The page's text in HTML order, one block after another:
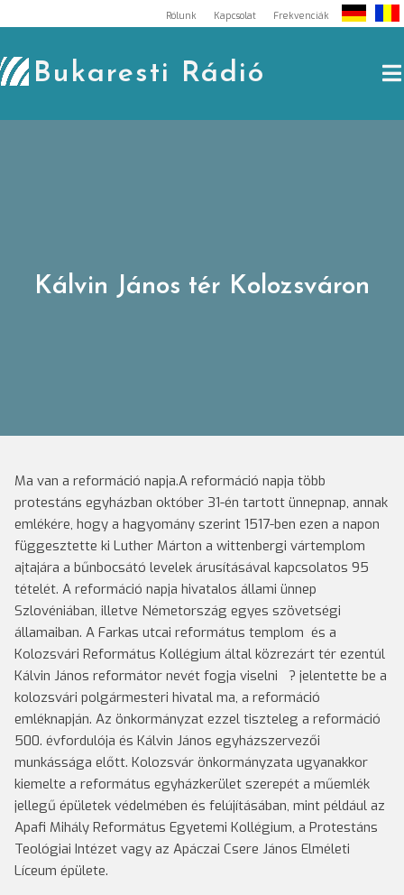
to
content
Rólunk Kapcsolat Frekvenciák
Bukaresti Rádió
Kálvin János tér Kolozsváron
Ma van a reformáció napja.A reformáció napja több
protestáns egyházban október 31-én tartott ünnepnap, annak
emlékére, hogy a hagyomány szerint 1517-ben ezen a napon
függesztette ki Luther Márton a wittenbergi vártemplom
ajtajára a bűnbocsátó levelek árusításával kapcsolatos 95
tételét. A reformáció napja hivatalos állami ünnep
Szlovéniában, illetve Németország egyes szövetségi
államaiban. A Farkas utcai református templom és a
Kolozsvári Református Kollégium által közrezárt tér ezentúl
Kálvin János reformátor nevét fogja viselni ? jelentette be a
kolozsvári polgármesteri hivatal ma, a reformáció
emléknapján. Az önkormányzat ezzel tiszteleg a reformáció
500. évfordulója és Kálvin János egyházszervezői
munkássága előtt. Kolozsvár önkormányzata ugyanakkor
kiemelte a református egyházkerület szerepét a műemlék
jellegű épületek védelmében és felújításában, mint például az
Apafi Mihály Református Egyetemi Kollégium, a Protestáns
Teológiai Intézet vagy az Apáczai Csere János Elméleti
Líceum épülete.